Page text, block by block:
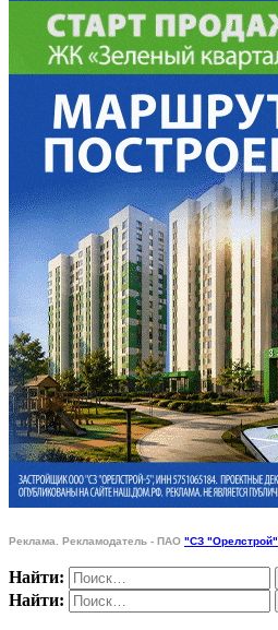
Реклама. Рекламодатель - ПАО "СЗ "Орелстрой"
Найти:
Найти: